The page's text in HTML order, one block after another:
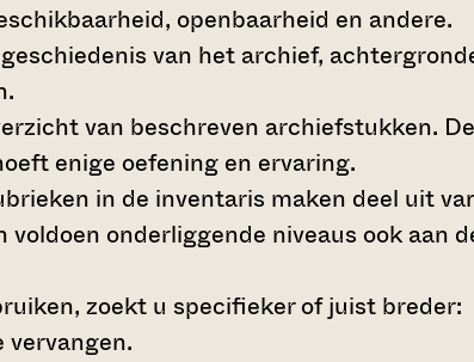
openbaarheid en andere.
van het archief,
van beschreven archiefstukken.
enige oefening en ervaring.
in de inventaris maken deel uit
onderliggende niveaus ook aan
zoekt u specifieker of juist breder:
vervangen.